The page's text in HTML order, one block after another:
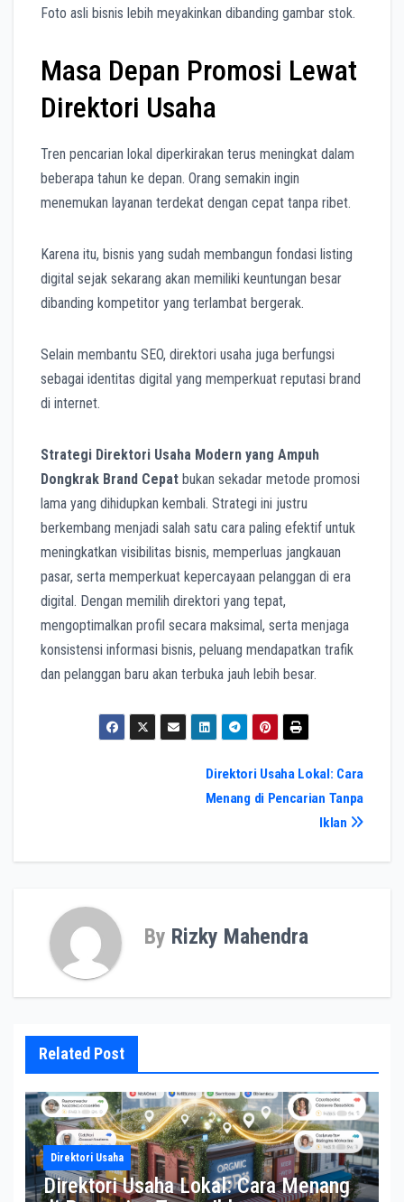
Foto asli bisnis lebih meyakinkan dibanding gambar stok.
Masa Depan Promosi Lewat
Direktori Usaha
Tren pencarian lokal diperkirakan terus meningkat dalam
beberapa tahun ke depan. Orang semakin ingin
menemukan layanan terdekat dengan cepat tanpa ribet.
Karena itu, bisnis yang sudah membangun fondasi listing
digital sejak sekarang akan memiliki keuntungan besar
dibanding kompetitor yang terlambat bergerak.
Selain membantu SEO, direktori usaha juga berfungsi
sebagai identitas digital yang memperkuat reputasi brand
di internet.
Strategi Direktori Usaha Modern yang Ampuh
Dongkrak Brand Cepat bukan sekadar metode promosi
lama yang dihidupkan kembali. Strategi ini justru
berkembang menjadi salah satu cara paling efektif untuk
meningkatkan visibilitas bisnis, memperluas jangkauan
pasar, serta memperkuat kepercayaan pelanggan di era
digital. Dengan memilih direktori yang tepat,
mengoptimalkan profil secara maksimal, serta menjaga
konsistensi informasi bisnis, peluang mendapatkan trafik
dan pelanggan baru akan terbuka jauh lebih besar.
Direktori Usaha Lokal: Cara
Menang di Pencarian Tanpa
Iklan
By Rizky Mahendra
Related Post
Direktori Usaha
Direktori Usaha Lokal: Cara Menang